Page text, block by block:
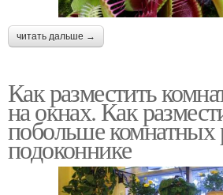
читать дальше →
Как разместить
на окнах. Как
побольше комнатных
подоконнике